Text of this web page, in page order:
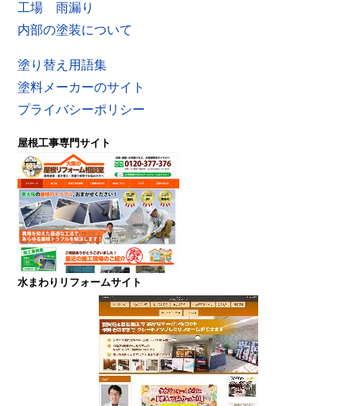
工場 雨漏り
内部の塗装について
塗り替え用語集
塗料メーカーのサイト
プライバシーポリシー
屋根工事専門サイト
水まわりリフォームサイト